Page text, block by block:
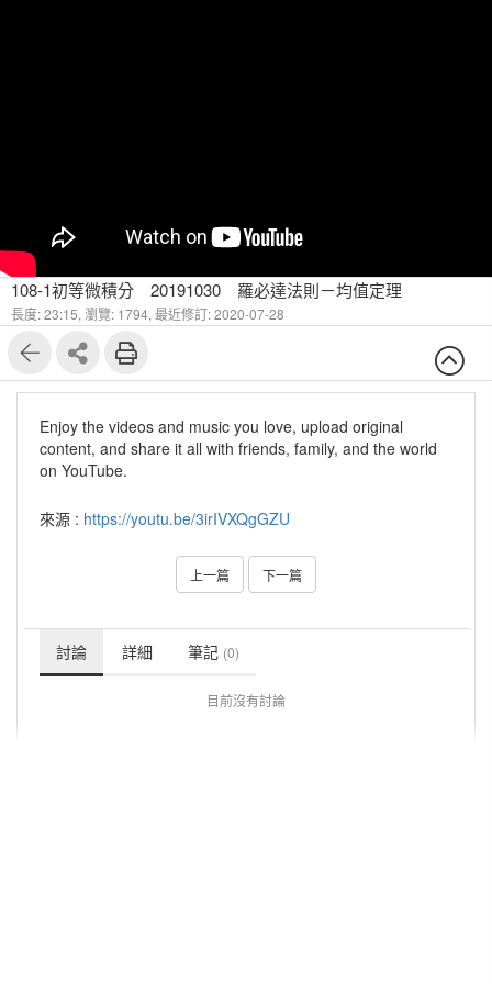
108-1初等微積分 20191030 羅必達法則－均值定理
長度: 23:15, 瀏覽: 1794, 最近修訂: 2020-07-28
Enjoy the videos and music you love, upload original
content, and share it all with friends, family, and the world
on YouTube.
來源 : https://youtu.be/3irIVXQgGZU
上一篇 下一篇
討論 詳細 筆記 (0)
目前沒有討論